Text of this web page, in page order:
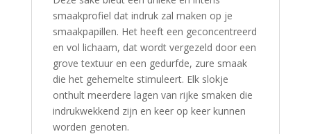
smaakprofiel dat indruk zal maken op je
smaakpapillen. Het heeft een geconcentreerd
en vol lichaam, dat wordt vergezeld door een
grove textuur en een gedurfde, zure smaak
die het gehemelte stimuleert. Elk slokje
onthult meerdere lagen van rijke smaken die
indrukwekkend zijn en keer op keer kunnen
worden genoten.